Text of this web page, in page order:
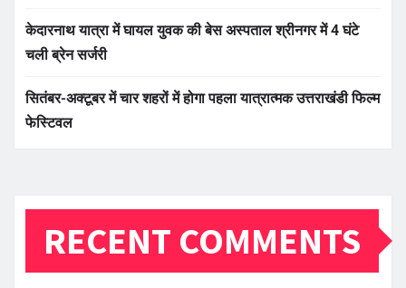
केदारनाथ यात्रा में घायल युवक की बेस अस्पताल श्रीनगर में 4 घंटे
चली ब्रेन सर्जरी
सितंबर-अक्टूबर में चार शहरों में होगा पहला यात्रात्मक उत्तराखंडी फिल्म
फेस्टिवल
RECENT COMMENTS